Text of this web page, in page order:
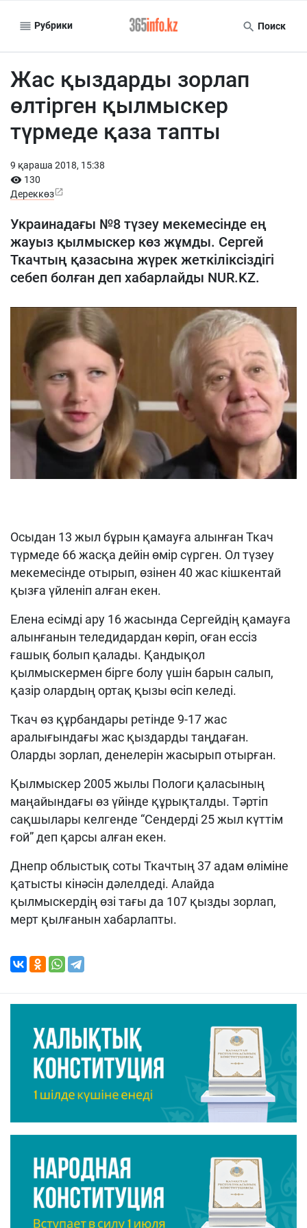
Рубрики Поиск
Жас қыздарды зорлап
өлтірген қылмыскер
түрмеде қаза тапты
9 қараша 2018, 15:38
130
Дереккөз
Украинадағы №8 түзеу мекемесінде ең
жауыз қылмыскер көз жұмды. Сергей
Ткачтың қазасына жүрек жеткіліксіздігі
себеп болған деп хабарлайды NUR.KZ.
Осыдан 13 жыл бұрын қамауға алынған Ткач
түрмеде 66 жасқа дейін өмір сүрген. Ол түзеу
мекемесінде отырып, өзінен 40 жас кішкентай
қызға үйленіп алған екен.
Елена есімді ару 16 жасында Сергейдің қамауға
алынғанын теледидардан көріп, оған ессіз
ғашық болып қалады. Қандықол
қылмыскермен бірге болу үшін барын салып,
қазір олардың ортақ қызы өсіп келеді.
Ткач өз құрбандары ретінде 9-17 жас
аралығындағы жас қыздарды таңдаған.
Оларды зорлап, денелерін жасырып отырған.
Қылмыскер 2005 жылы Пологи қаласының
маңайындағы өз үйінде құрықталды. Тәртіп
сақшылары келгенде “Сендерді 25 жыл күттім
ғой” деп қарсы алған екен.
Днепр облыстық соты Ткачтың 37 адам өліміне
қатысты кінәсін дәлелдеді. Алайда
қылмыскердің өзі тағы да 107 қызды зорлап,
мерт қылғанын хабарлапты.